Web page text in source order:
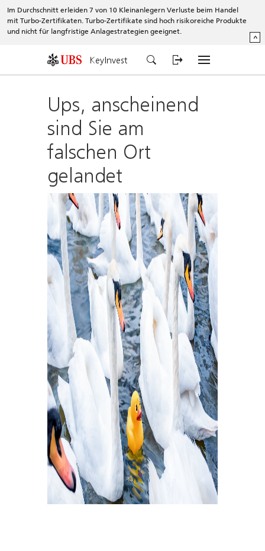
Im Durchschnitt erleiden 7 von 10 Kleinanlegern Verluste beim Handel
mit Turbo-Zertifikaten. Turbo-Zertifikate sind hoch risikoreiche Produkte
und nicht für langfristige Anlagestrategien geeignet.
^
KeyInvest
Ups, anscheinend
sind Sie am
falschen Ort
gelandet